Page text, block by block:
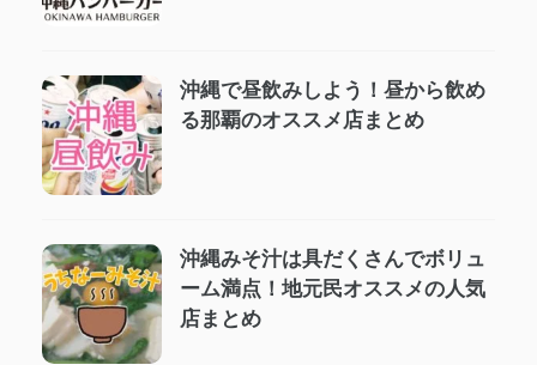
沖縄で昼飲みしよう！昼から飲め
る那覇のオススメ店まとめ
沖縄みそ汁は具だくさんでボリュ
ーム満点！地元民オススメの人気
店まとめ